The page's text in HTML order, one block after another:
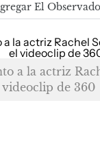
El
a la actriz
videoclip de 360